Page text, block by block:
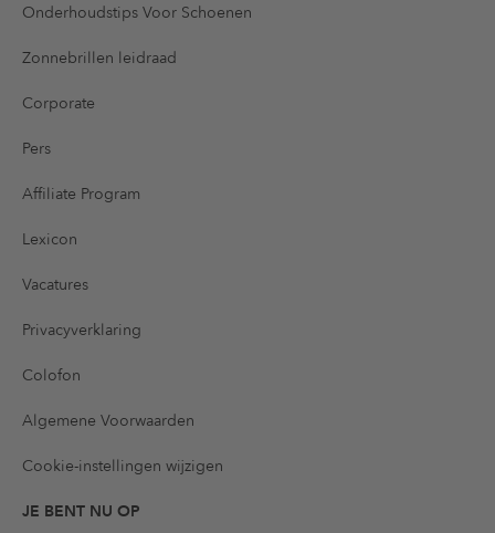
Onderhoudstips Voor Schoenen
Zonnebrillen leidraad
Corporate
Pers
Affiliate Program
Lexicon
Vacatures
Privacyverklaring
Colofon
Algemene Voorwaarden
Cookie-instellingen wijzigen
JE BENT NU OP